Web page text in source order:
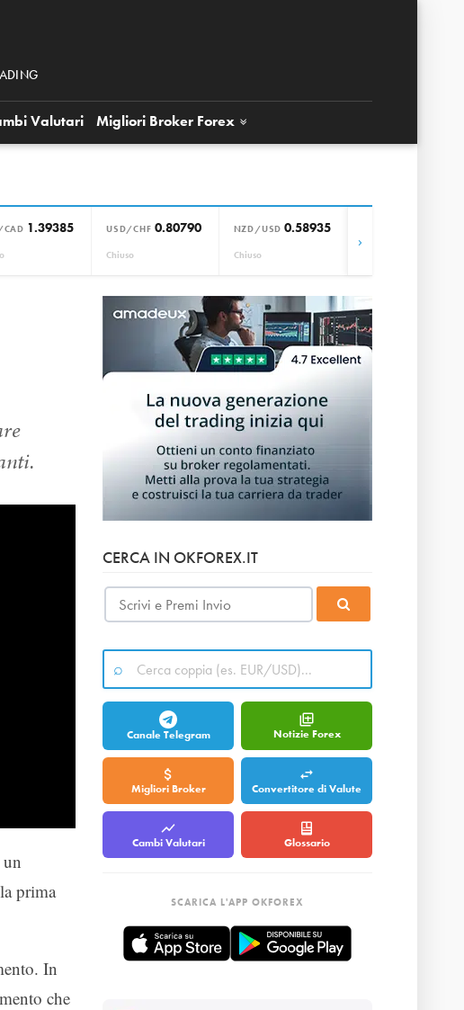
Valutari Migliori Broker Forex
1.39385 USD/CHF 0.80790
Chiuso
NZD/USD 0.58935
Chiuso
›
prima
In
che
CERCA IN OKFOREX.IT
Canale Telegram Notizie Forex
Migliori Broker Convertitore di Valute
Cambi Valutari Glossario
SCARICA L'APP OKFOREX